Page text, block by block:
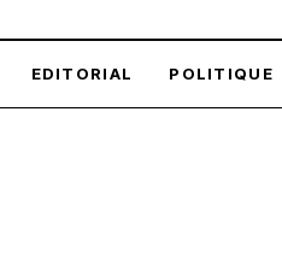
EDITORIAL POLITIQUE